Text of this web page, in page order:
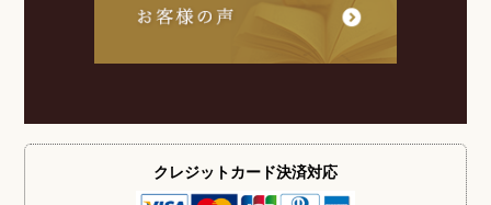
クレジットカード決済対応